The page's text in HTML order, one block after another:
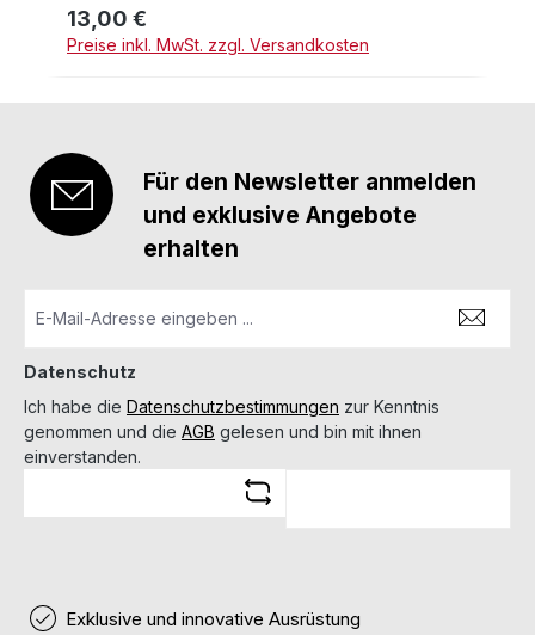
Regulärer Preis:
13,00 €
Preise inkl. MwSt. zzgl. Versandkosten
Für den Newsletter anmelden
und exklusive Angebote
erhalten
Datenschutz
Ich habe die Datenschutzbestimmungen zur Kenntnis
genommen und die AGB gelesen und bin mit ihnen
einverstanden.
Exklusive und innovative Ausrüstung